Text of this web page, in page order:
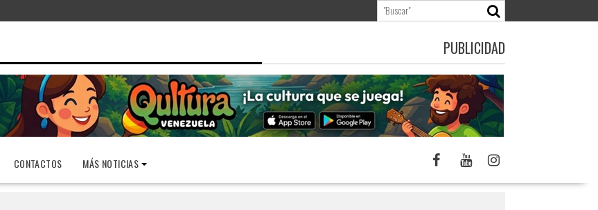
PUBLICIDAD
CONTACTOS MÁS NOTICIAS